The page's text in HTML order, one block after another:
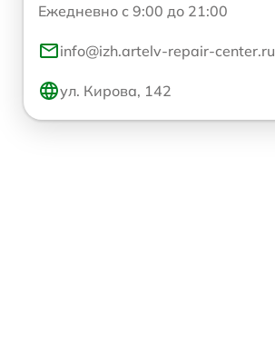
Ежедневно с 9:00 до 21:00
info@izh.artelv-repair-center.ru
ул. Кирова, 142